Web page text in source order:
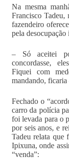
Na mesma
Francisco Tadeu,
fazendeiro
pela
– Só aceitei
concordasse,
Fiquei com
mandando, ficaria
Fechado o
carro da polícia
foi levada para o
por seis anos, e
Tadeu relata que
Ipixuna, onde
“venda”: